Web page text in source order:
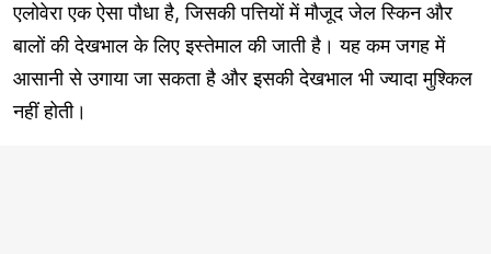
एलोवेरा एक ऐसा पौधा है, जिसकी पत्तियों में मौजूद जेल स्किन और
बालों की देखभाल के लिए इस्तेमाल की जाती है। यह कम जगह में
आसानी से उगाया जा सकता है और इसकी देखभाल भी ज्यादा मुश्किल
नहीं होती।